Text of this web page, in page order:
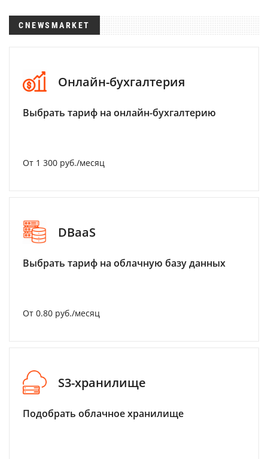
CNEWSMARKET
Онлайн-бухгалтерия
Выбрать тариф на онлайн-бухгалтерию
От 1 300 руб./месяц
DBaaS
Выбрать тариф на облачную базу данных
От 0.80 руб./месяц
S3-хранилище
Подобрать облачное хранилище